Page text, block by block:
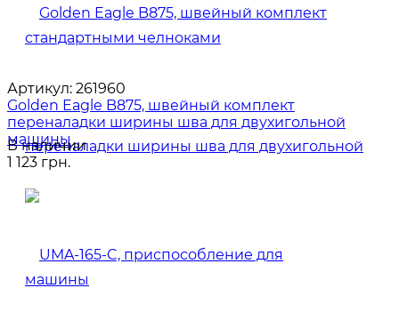
Артикул: 261960
Golden Eagle B875, швейный комплект
переналадки ширины шва для двухигольной
машины
В наличии
1 123 грн.